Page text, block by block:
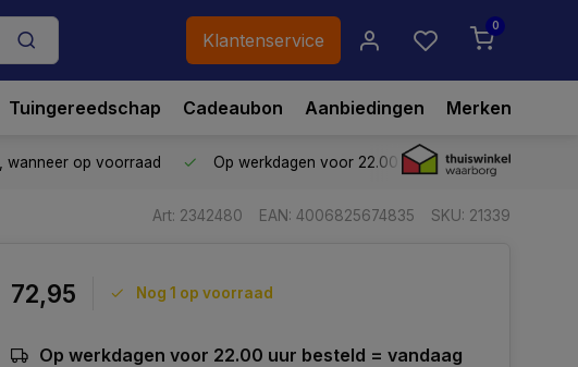
Klantenservice
0
Tuingereedschap Cadeaubon Aanbiedingen Merken
, wanneer op voorraad Op werkdagen voor 22.00 uur besteld,vandaag
Art: 2342480 EAN: 4006825674835 SKU: 21339
72,95 Nog 1 op voorraad
Op werkdagen voor 22.00 uur besteld = vandaag